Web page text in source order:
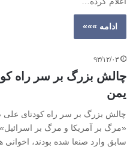
ادامه »»»
۹۳/۱۲/۰۳
چالش بزرگ بر سر راه
یمن
چالش بزرگ بر سر راه کودتای علی
«مرگ بر آمریکا و مرگ بر
سابق وارد صنعا شده بودند، اخوانی